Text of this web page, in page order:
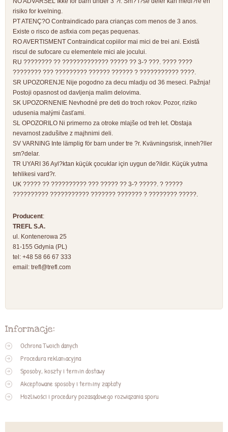
risiko for kvelning.
PT ATENÇ?O Contraindicado para crianças com menos de 3 anos.
Existe o risco de asfixia com peças pequenas.
RO AVERTISMENT Contraindicat copiilor mai mici de trei ani. Există
riscul de sufocare cu elementele mici ale jocului.
RU ???????? ?? ????????????? ????? ?? 3-? ???. ???? ????
???????? ??? ????????? ?????? ?????? ? ??????????? ????.
SR UPOZORENJE Nije pogodno za decu mladju od 36 meseci. Pažnja!
Postoji opasnost od davljenja malim delovima.
SK UPOZORNENIE Nevhodné pre deti do troch rokov. Pozor, riziko
udusenia malými časťami.
SL OPOZORILO Ni primerno za otroke mlajše od treh let. Obstaja
nevarnost zadušitve z majhnimi deli.
SV VARNING Inte lämplig för barn under tre ?r. Kvävningsrisk, inneh?ller
sm?delar.
TR UYARI 36 Ayl?ktan küçük çocuklar için uygun de?ildir. Küçük yutma
tehlikesi vard?r.
UK ????? ?? ?????????? ??? ????? ?? 3-? ?????. ? ?????
?????????? ??????????? ??????? ??????? ? ???????? ?????.
Producent:
TREFL S.A.
ul. Kontenerowa 25
81-155 Gdynia (PL)
tel: +48 58 66 67 333
email: trefl@trefl.com
Informacje:
Ochrona Twoich danych
Procedura reklamacyjna
Sposoby, koszty i termin dostawy
Akceptowane sposoby i terminy zapłaty
Możliwości i procedury pozasądowego rozwiązania sporu